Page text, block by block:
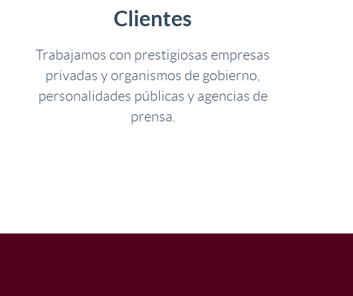
Clientes
Trabajamos con prestigiosas empresas
privadas y organismos de gobierno,
personalidades públicas y agencias de
prensa.